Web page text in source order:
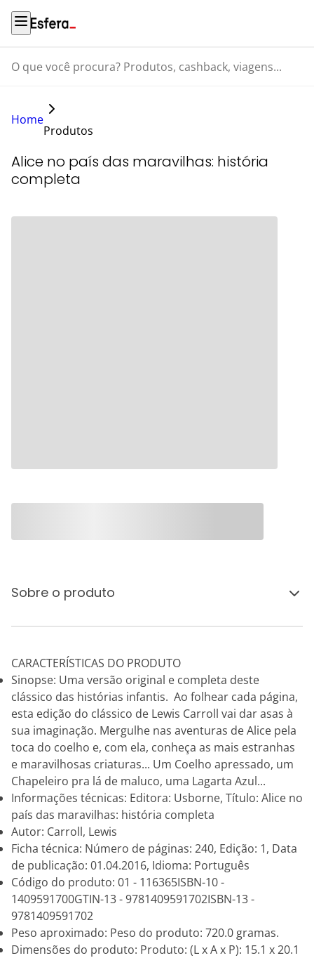
O que você procura? Produtos, cashback, viagens...
Home
Produtos
Alice no país das maravilhas: história
completa
Sobre o produto
CARACTERÍSTICAS DO PRODUTO
Sinopse: Uma versão original e completa deste
clássico das histórias infantis. Ao folhear cada página,
esta edição do clássico de Lewis Carroll vai dar asas à
sua imaginação. Mergulhe nas aventuras de Alice pela
toca do coelho e, com ela, conheça as mais estranhas
e maravilhosas criaturas... Um Coelho apressado, um
Chapeleiro pra lá de maluco, uma Lagarta Azul...
Informações técnicas: Editora: Usborne, Título: Alice no
país das maravilhas: história completa
Autor: Carroll, Lewis
Ficha técnica: Número de páginas: 240, Edição: 1, Data
de publicação: 01.04.2016, Idioma: Português
Código do produto: 01 - 116365ISBN-10 -
1409591700GTIN-13 - 9781409591702ISBN-13 -
9781409591702
Peso aproximado: Peso do produto: 720.0 gramas.
Dimensões do produto: Produto: (L x A x P): 15.1 x 20.1